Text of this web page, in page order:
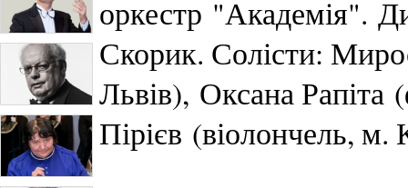
оркестр "Академія".
Скорик. Солісти:
Львів), Оксана Рапіта
Пірієв (віолончель, м.